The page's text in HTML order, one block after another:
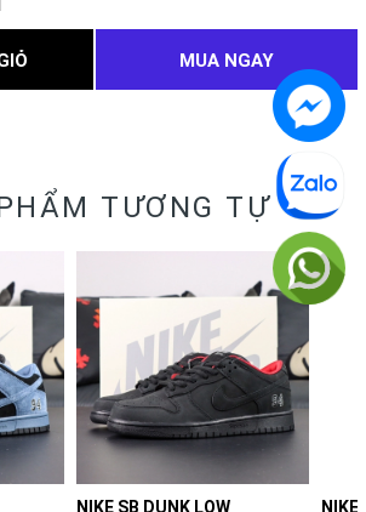
MUA NGAY
TƯƠNG TỰ
NIKE SB DUNK LOW NIKE